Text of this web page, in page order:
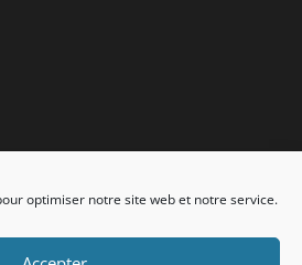
optimiser notre site web et notre service.